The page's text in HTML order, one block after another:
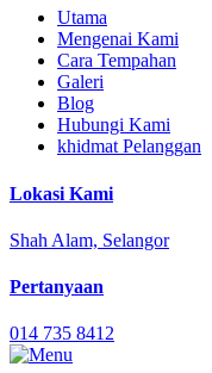
Utama
Mengenai Kami
Cara Tempahan
Galeri
Blog
Hubungi Kami
khidmat Pelanggan
Lokasi Kami
Shah Alam, Selangor
Pertanyaan
014 735 8412